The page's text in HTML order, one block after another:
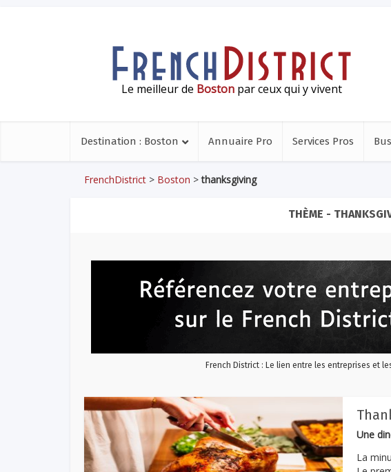
Le meilleur de Boston par ceux qui y vivent
Destination : Boston Annuaire Pro Services Pros
FrenchDistrict > Boston >thanksgiving
THÈME -
French District : Le lien entre les entreprises et
Une
La